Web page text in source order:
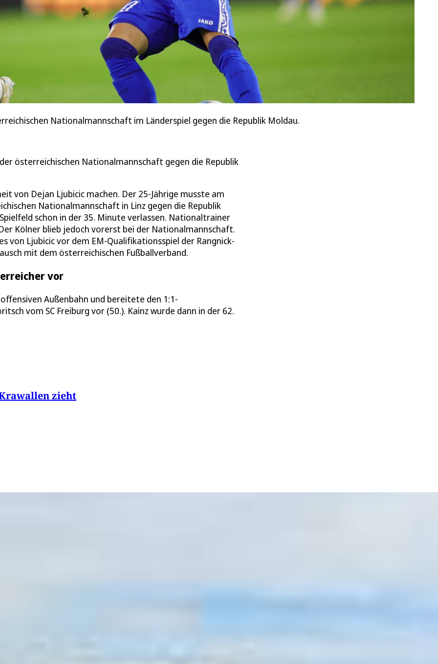
Nationalmannschaft im Länderspiel gegen die Republik Moldau.
österreichischen Nationalmannschaft gegen die Republik
von Dejan Ljubicic machen. Der 25-Jährige musste am
Nationalmannschaft in Linz gegen die Republik
schon in der 35. Minute verlassen. Nationaltrainer
Kölner blieb jedoch vorerst bei der Nationalmannschaft.
von Ljubicic vor dem EM-Qualifikationsspiel der Rangnick-
mit dem österreichischen Fußballverband.
vor
Außenbahn und bereitete den 1:1-
vom SC Freiburg vor (50.). Kainz wurde dann in der 62.
zieht